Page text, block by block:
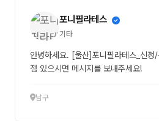
포니필라테스
기타
안녕하세요. [울산]포니필라테스_신
점 있으시면 메시지를 보내주세요!
남구